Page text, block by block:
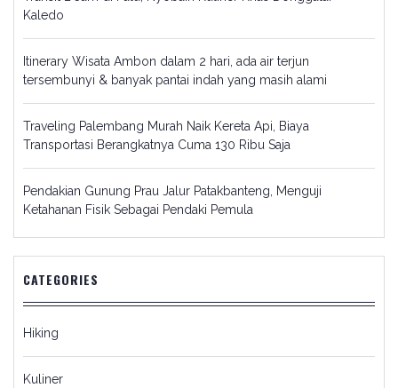
Kaledo
Itinerary Wisata Ambon dalam 2 hari, ada air terjun
tersembunyi & banyak pantai indah yang masih alami
Traveling Palembang Murah Naik Kereta Api, Biaya
Transportasi Berangkatnya Cuma 130 Ribu Saja
Pendakian Gunung Prau Jalur Patakbanteng, Menguji
Ketahanan Fisik Sebagai Pendaki Pemula
CATEGORIES
Hiking
Kuliner